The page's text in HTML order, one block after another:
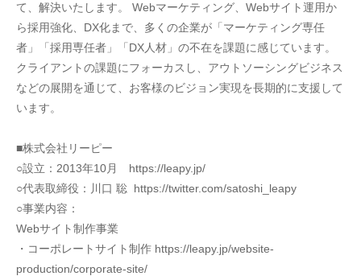
て、解決いたします。 Webマーケティング、Webサイト運用か
ら採用強化、DX化まで、多くの企業が「マーケティング専任
者」「採用専任者」「DX人材」の不在を課題に感じています。
クライアントの課題にフォーカスし、アウトソーシングビジネス
などの展開を通じて、お客様のビジョン実現を長期的に支援して
います。
■株式会社リーピー
○設立：2013年10月　https://leapy.jp/
○代表取締役：川口 聡  https://twitter.com/satoshi_leapy
○事業内容：
Webサイト制作事業
・コーポレートサイト制作 https://leapy.jp/website-
production/corporate-site/